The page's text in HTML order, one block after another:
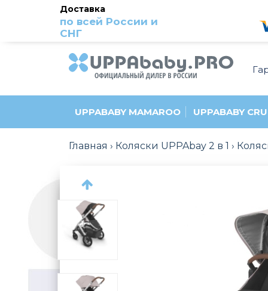
Доставка
по всей России и
СНГ
UPPABABY MAMAROO UPPABABY
Главная Коляски UPPAbay 2 в 1